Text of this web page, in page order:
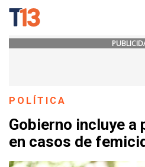
POLÍTICA
Gobierno incluye a
en casos de